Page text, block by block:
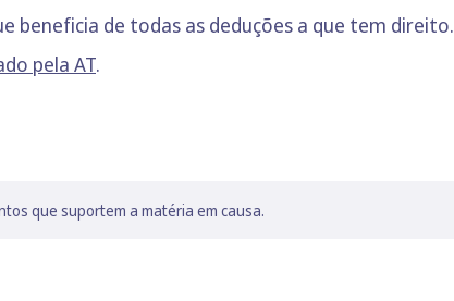
beneficia de todas as deduções a que tem direito.
pela AT.
que suportem a matéria em causa.